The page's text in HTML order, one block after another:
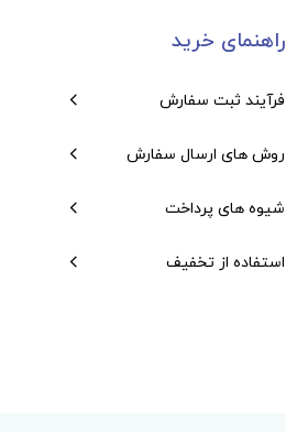
راهنمای خرید
فرآیند ثبت سفارش
روش های ارسال سفارش
شیوه های پرداخت
استفاده از تخفیف